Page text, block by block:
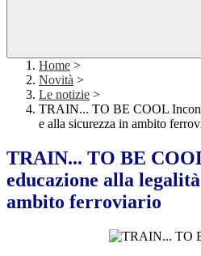
Home >
Novità >
Le notizie >
TRAIN... TO BE COOL
e alla sicurezza in ambito
TRAIN... TO BE
educazione alla
ambito ferroviario